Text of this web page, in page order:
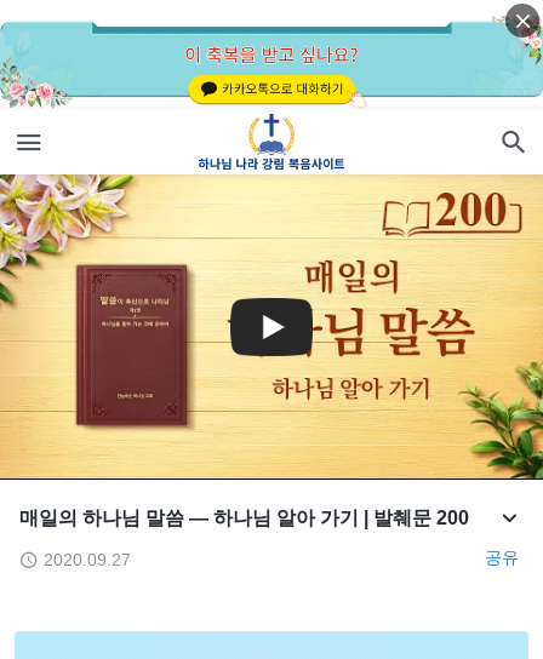
매일의 하나님 말씀 ― 하나님 알아 가기 | 발췌문 200
2020.09.27 공유